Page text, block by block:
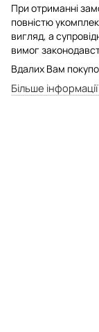
При отриманні
повністю
вигляд, а
вимог
Вдалих Вам
Більше